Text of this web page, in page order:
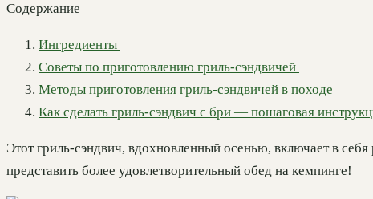
Содержание
Ингредиенты
Советы по приготовлению гриль-сэндвичей
Методы приготовления гриль-сэндвичей в походе
Как сделать гриль-сэндвич с бри — пошаговая
Этот гриль-сэндвич, вдохновленный осенью, включает в
представить более удовлетворительный обед на кемпинге!